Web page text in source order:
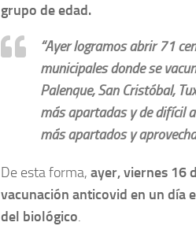
grupo de edad.
“Ayer logramos abrir 71
municipales donde se
Palenque, San Cristóbal,
más apartadas y de difícil
más apartados y
De esta forma, ayer, viernes 16
vacunación anticovid en un día
del biológico.